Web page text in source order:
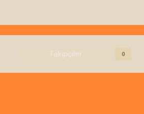
Takipçiler 0